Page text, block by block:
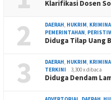
Klarifikasi Dosen
2 DAERAH HUKRIM
PEMERINTAHAN
Diduga Tilap Uang
3 DAERAH HUKRIM
TERKINI
3,300 x dibaca
Diduga Dendam